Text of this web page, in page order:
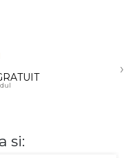
›
si: